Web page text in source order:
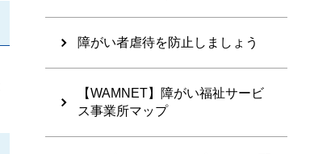
障がい者虐待を防止しましょう
【WAMNET】障がい福祉サービ
ス事業所マップ